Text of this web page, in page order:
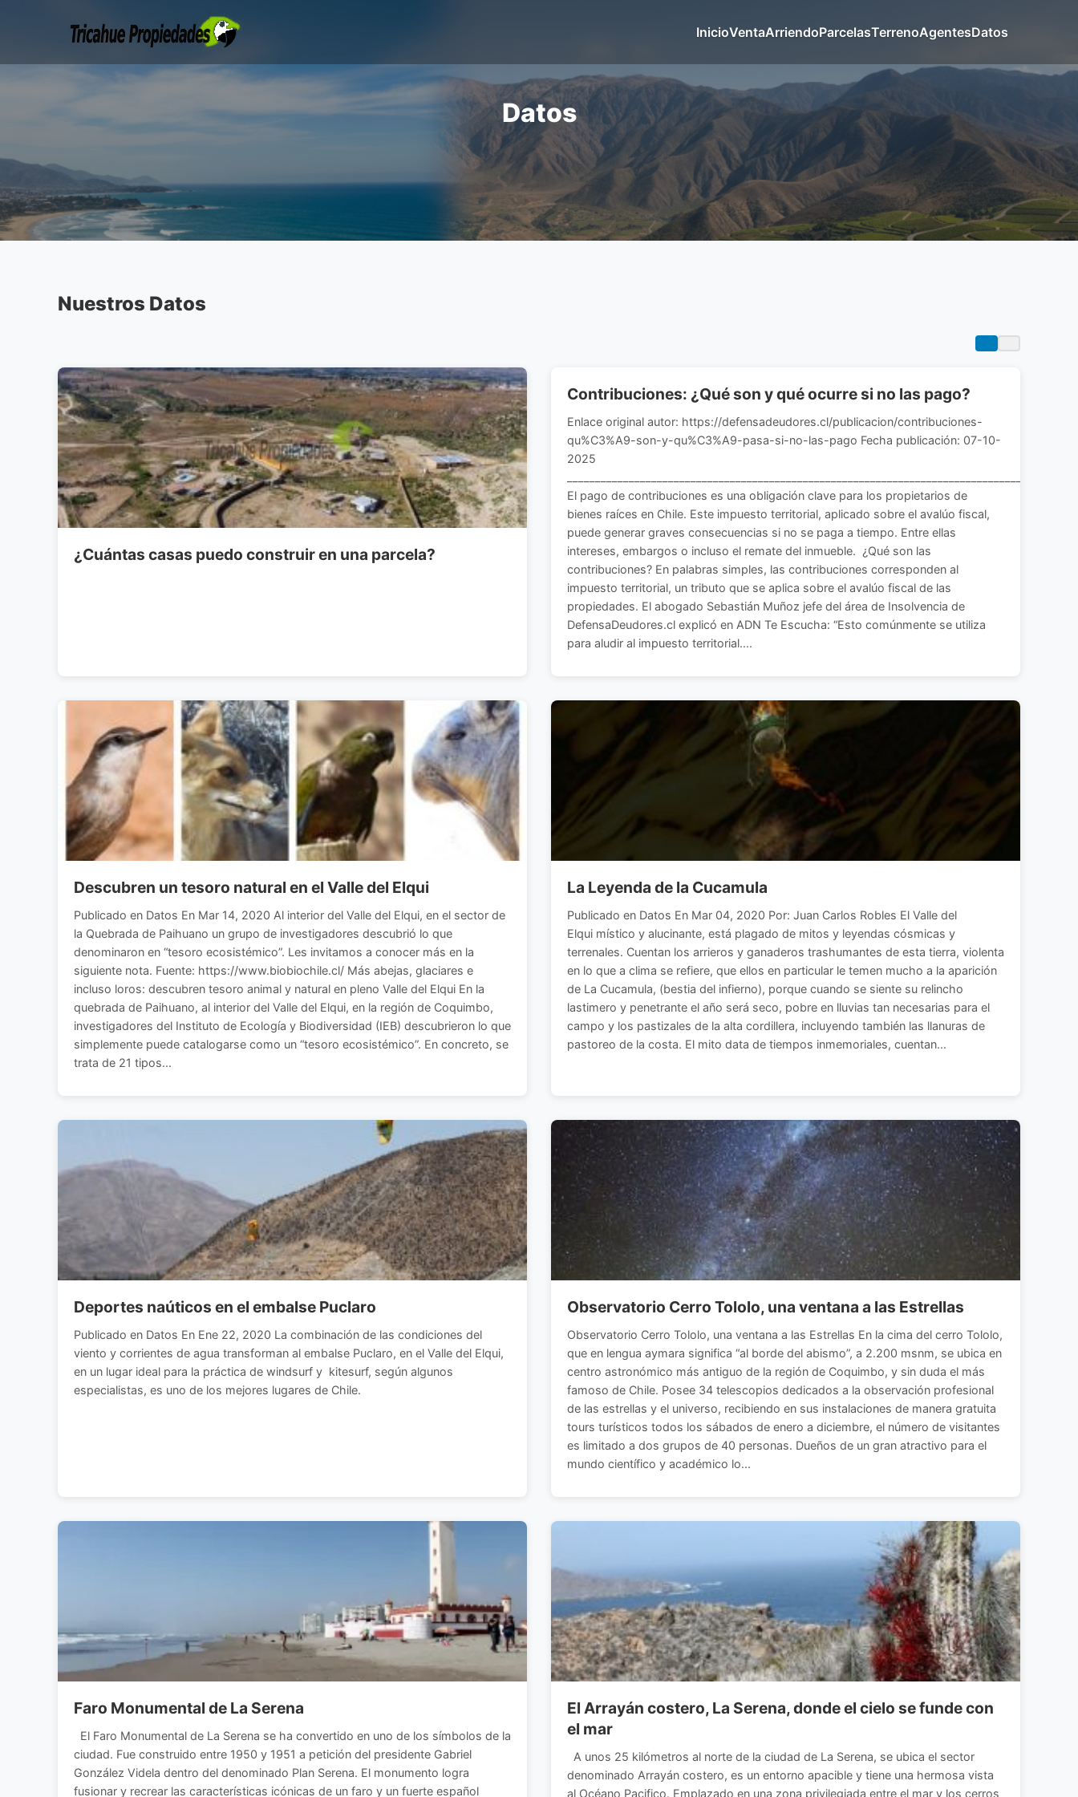
InicioVentaArriendoParcelasTerrenoAgentesDatos
Datos
Nuestros Datos
¿Cuántas casas puedo construir en una parcela?
Contribuciones: ¿Qué son y qué ocurre si no las pago?
Enlace original autor: https://defensadeudores.cl/publicacion/contribuciones-
qu%C3%A9-son-y-qu%C3%A9-pasa-si-no-las-pago Fecha publicación: 07-10-
2025
El pago de contribuciones es una obligación clave para los propietarios de
bienes raíces en Chile. Este impuesto territorial, aplicado sobre el avalúo fiscal,
puede generar graves consecuencias si no se paga a tiempo. Entre ellas
intereses, embargos o incluso el remate del inmueble. ¿Qué son las
contribuciones? En palabras simples, las contribuciones corresponden al
impuesto territorial, un tributo que se aplica sobre el avalúo fiscal de las
propiedades. El abogado Sebastián Muñoz jefe del área de Insolvencia de
DefensaDeudores.cl explicó en ADN Te Escucha: “Esto comúnmente se utiliza
para aludir al impuesto territorial....
Descubren un tesoro natural en el Valle del Elqui
Publicado en Datos En Mar 14, 2020 Al interior del Valle del Elqui, en el sector de
la Quebrada de Paihuano un grupo de investigadores descubrió lo que
denominaron en “tesoro ecosistémico”. Les invitamos a conocer más en la
siguiente nota. Fuente: https://www.biobiochile.cl/ Más abejas, glaciares e
incluso loros: descubren tesoro animal y natural en pleno Valle del Elqui En la
quebrada de Paihuano, al interior del Valle del Elqui, en la región de Coquimbo,
investigadores del Instituto de Ecología y Biodiversidad (IEB) descubrieron lo que
simplemente puede catalogarse como un “tesoro ecosistémico”. En concreto, se
trata de 21 tipos...
La Leyenda de la Cucamula
Publicado en Datos En Mar 04, 2020 Por: Juan Carlos Robles El Valle del
Elqui místico y alucinante, está plagado de mitos y leyendas cósmicas y
terrenales. Cuentan los arrieros y ganaderos trashumantes de esta tierra, violenta
en lo que a clima se refiere, que ellos en particular le temen mucho a la aparición
de La Cucamula, (bestia del infierno), porque cuando se siente su relincho
lastimero y penetrante el año será seco, pobre en lluvias tan necesarias para el
campo y los pastizales de la alta cordillera, incluyendo también las llanuras de
pastoreo de la costa. El mito data de tiempos inmemoriales, cuentan...
Deportes naúticos en el embalse Puclaro
Publicado en Datos En Ene 22, 2020 La combinación de las condiciones del
viento y corrientes de agua transforman al embalse Puclaro, en el Valle del Elqui,
en un lugar ideal para la práctica de windsurf y kitesurf, según algunos
especialistas, es uno de los mejores lugares de Chile.
Observatorio Cerro Tololo, una ventana a las Estrellas
Observatorio Cerro Tololo, una ventana a las Estrellas En la cima del cerro Tololo,
que en lengua aymara significa “al borde del abismo”, a 2.200 msnm, se ubica en
centro astronómico más antiguo de la región de Coquimbo, y sin duda el más
famoso de Chile. Posee 34 telescopios dedicados a la observación profesional
de las estrellas y el universo, recibiendo en sus instalaciones de manera gratuita
tours turísticos todos los sábados de enero a diciembre, el número de visitantes
es limitado a dos grupos de 40 personas. Dueños de un gran atractivo para el
mundo científico y académico lo...
Faro Monumental de La Serena
El Faro Monumental de La Serena se ha convertido en uno de los símbolos de la
ciudad. Fue construido entre 1950 y 1951 a petición del presidente Gabriel
González Videla dentro del denominado Plan Serena. El monumento logra
fusionar y recrear las características icónicas de un faro y un fuerte español
El Arrayán costero, La Serena, donde el cielo se funde con
el mar
A unos 25 kilómetros al norte de la ciudad de La Serena, se ubica el sector
denominado Arrayán costero, es un entorno apacible y tiene una hermosa vista
al Océano Pacifico. Emplazado en una zona privilegiada entre el mar y los cerros